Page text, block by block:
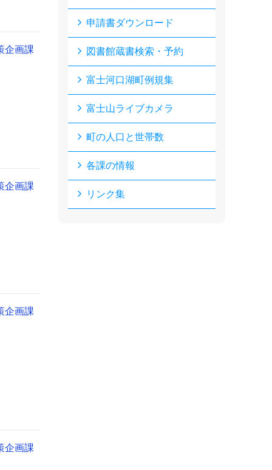
企画課
企画課
企画課
企画課
申請書ダウンロード
図書館蔵書検索・予約
富士河口湖町例規集
富士山ライブカメラ
町の人口と世帯数
各課の情報
リンク集